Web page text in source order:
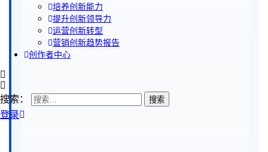
培养创新能力
提升创新领导力
运营创新转型
营销创新趋势报告
创作者中心
搜索：
登录